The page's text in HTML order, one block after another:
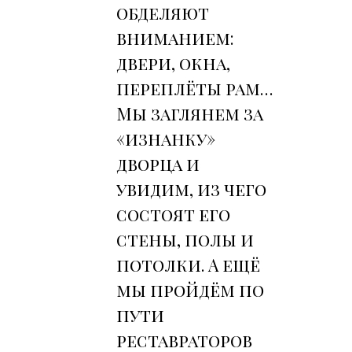
обделяют
вниманием:
двери, окна,
переплёты рам…
Мы заглянем за
«изнанку»
дворца и
увидим, из чего
состоят его
стены, полы и
потолки. А ещё
мы пройдём по
пути
реставраторов